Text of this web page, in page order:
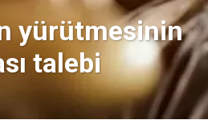
yürütmesinin
talebi